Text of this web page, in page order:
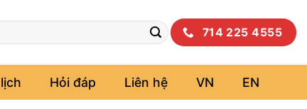
714 225 4555
Hỏi đáp Liên hệ VN EN